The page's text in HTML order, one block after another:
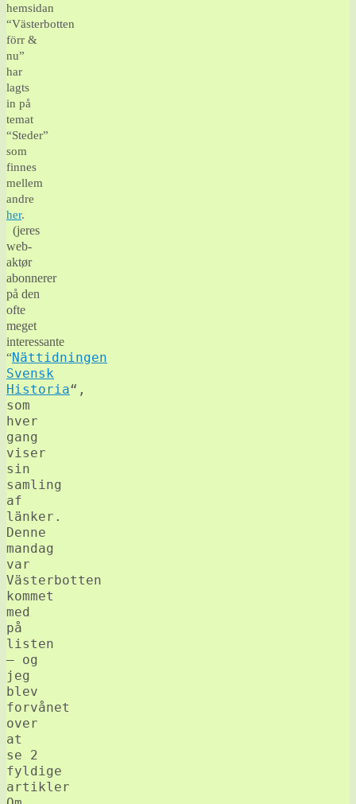
hemsidan
“Västerbotten
förr &
nu”
har
lagts
in på
temat
“Steder”
som
finnes
mellem
andre
her.
(jeres
web-
aktør
abonnerer
på den
ofte
meget
interessante
“Nättidningen
Svensk
Historia“,
som
hver
gang
viser
sin
samling
af
länker.
Denne
mandag
var
Västerbotten
kommet
med
på
listen
– og
jeg
blev
forvånet
over
at
se 2
fyldige
artikler